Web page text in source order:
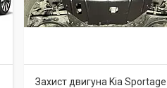
Захист двигуна Kia